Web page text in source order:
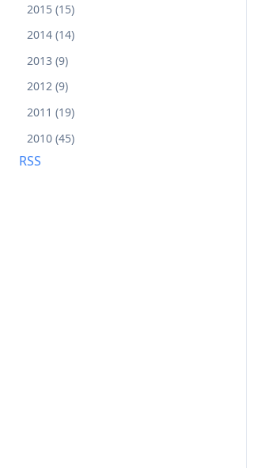
2015 (15)
2014 (14)
2013 (9)
2012 (9)
2011 (19)
2010 (45)
RSS